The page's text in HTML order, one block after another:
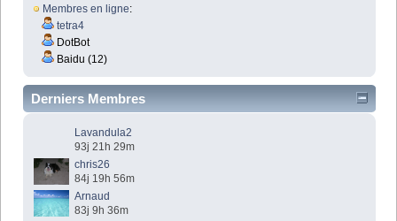
Membres en ligne:
tetra4
DotBot
Baidu (12)
Derniers Membres
Lavandula2
93j 21h 29m
chris26
84j 19h 56m
Arnaud
83j 9h 36m